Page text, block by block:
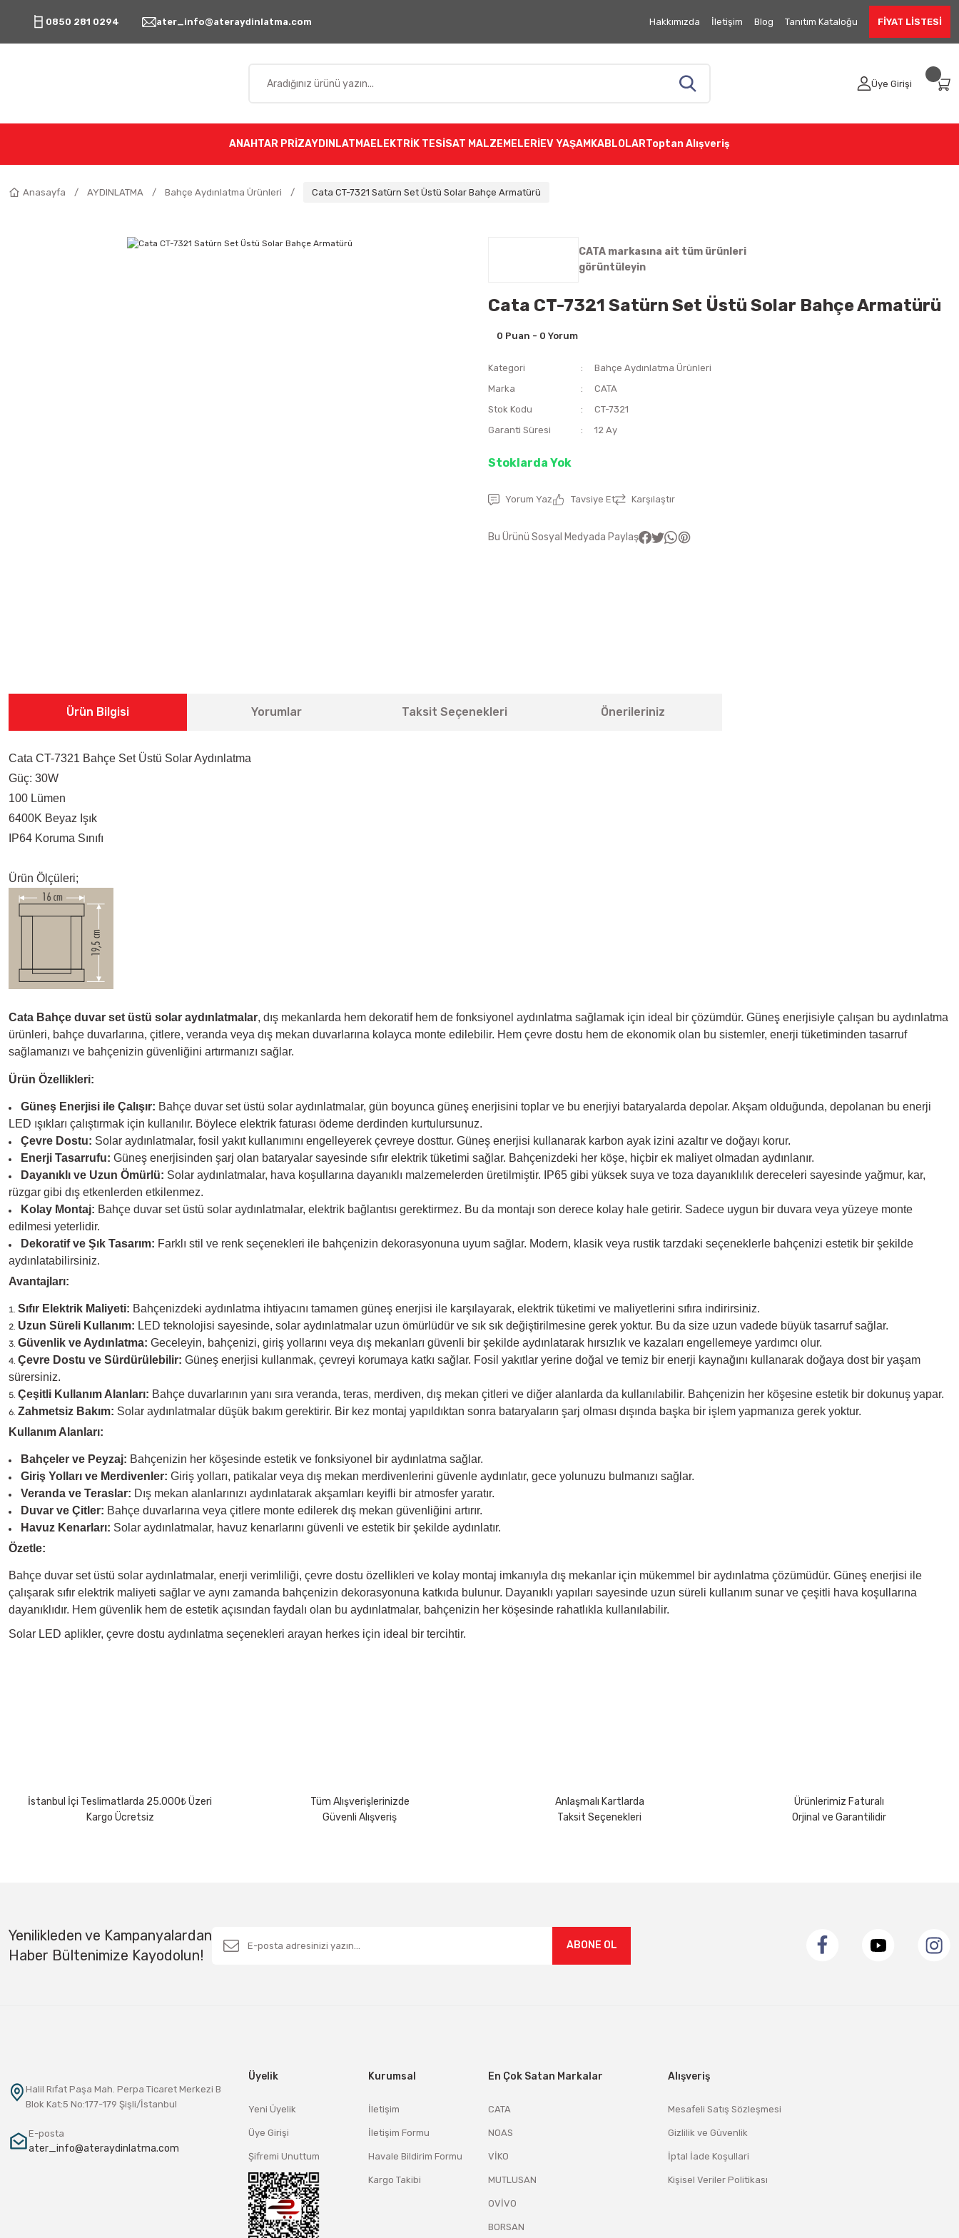
0850 281 0294 ater_info@ateraydinlatma.com Hakkımızda İletişim Blog Tanıtım Kataloğu FİYAT LİSTESİ
Üye Girişi
ANAHTAR PRİZAYDINLATMAELEKTRİK TESİSAT MALZEMELERİEV YAŞAM KABLOLARToptan Alışveriş
Anasayfa AYDINLATMA Bahçe Aydınlatma Ürünleri Cata CT-7321 Satürn Set Üstü Solar Bahçe Armatürü
CATA markasına ait tüm ürünleri
görüntüleyin
Cata CT-7321 Satürn Set Üstü Solar Bahçe Armatürü
0 Puan - 0 Yorum
Kategori
Bahçe Aydınlatma Ürünleri
Marka
CATA
Stok Kodu
CT-7321
Garanti Süresi
12 Ay
Stoklarda Yok
Yorum Yaz Tavsiye Et Karşılaştır
Bu Ürünü Sosyal Medyada Paylaş
Ürün Bilgisi Yorumlar Taksit Seçenekleri Önerileriniz
Cata CT-7321 Bahçe Set Üstü Solar Aydınlatma
Güç: 30W
100 Lümen
6400K Beyaz Işık
IP64 Koruma Sınıfı
Ürün Ölçüleri;
Cata Bahçe duvar set üstü solar aydınlatmalar, dış mekanlarda hem dekoratif hem de fonksiyonel aydınlatma sağlamak için ideal bir çözümdür. Güneş enerjisiyle çalışan bu aydınlatma
ürünleri, bahçe duvarlarına, çitlere, veranda veya dış mekan duvarlarına kolayca monte edilebilir. Hem çevre dostu hem de ekonomik olan bu sistemler, enerji tüketiminden tasarruf
sağlamanızı ve bahçenizin güvenliğini artırmanızı sağlar.
Ürün Özellikleri:
Güneş Enerjisi ile Çalışır: Bahçe duvar set üstü solar aydınlatmalar, gün boyunca güneş enerjisini toplar ve bu enerjiyi bataryalarda depolar. Akşam olduğunda, depolanan bu enerji
LED ışıkları çalıştırmak için kullanılır. Böylece elektrik faturası ödeme derdinden kurtulursunuz.
Çevre Dostu: Solar aydınlatmalar, fosil yakıt kullanımını engelleyerek çevreye dosttur. Güneş enerjisi kullanarak karbon ayak izini azaltır ve doğayı korur.
Enerji Tasarrufu: Güneş enerjisinden şarj olan bataryalar sayesinde sıfır elektrik tüketimi sağlar. Bahçenizdeki her köşe, hiçbir ek maliyet olmadan aydınlanır.
Dayanıklı ve Uzun Ömürlü: Solar aydınlatmalar, hava koşullarına dayanıklı malzemelerden üretilmiştir. IP65 gibi yüksek suya ve toza dayanıklılık dereceleri sayesinde yağmur, kar,
rüzgar gibi dış etkenlerden etkilenmez.
Kolay Montaj: Bahçe duvar set üstü solar aydınlatmalar, elektrik bağlantısı gerektirmez. Bu da montajı son derece kolay hale getirir. Sadece uygun bir duvara veya yüzeye monte
edilmesi yeterlidir.
Dekoratif ve Şık Tasarım: Farklı stil ve renk seçenekleri ile bahçenizin dekorasyonuna uyum sağlar. Modern, klasik veya rustik tarzdaki seçeneklerle bahçenizi estetik bir şekilde
aydınlatabilirsiniz.
Avantajları:
Sıfır Elektrik Maliyeti: Bahçenizdeki aydınlatma ihtiyacını tamamen güneş enerjisi ile karşılayarak, elektrik tüketimi ve maliyetlerini sıfıra indirirsiniz.
Uzun Süreli Kullanım: LED teknolojisi sayesinde, solar aydınlatmalar uzun ömürlüdür ve sık sık değiştirilmesine gerek yoktur. Bu da size uzun vadede büyük tasarruf sağlar.
Güvenlik ve Aydınlatma: Geceleyin, bahçenizi, giriş yollarını veya dış mekanları güvenli bir şekilde aydınlatarak hırsızlık ve kazaları engellemeye yardımcı olur.
Çevre Dostu ve Sürdürülebilir: Güneş enerjisi kullanmak, çevreyi korumaya katkı sağlar. Fosil yakıtlar yerine doğal ve temiz bir enerji kaynağını kullanarak doğaya dost bir yaşam
sürersiniz.
Çeşitli Kullanım Alanları: Bahçe duvarlarının yanı sıra veranda, teras, merdiven, dış mekan çitleri ve diğer alanlarda da kullanılabilir. Bahçenizin her köşesine estetik bir dokunuş yapar.
Zahmetsiz Bakım: Solar aydınlatmalar düşük bakım gerektirir. Bir kez montaj yapıldıktan sonra bataryaların şarj olması dışında başka bir işlem yapmanıza gerek yoktur.
Kullanım Alanları:
Bahçeler ve Peyzaj: Bahçenizin her köşesinde estetik ve fonksiyonel bir aydınlatma sağlar.
Giriş Yolları ve Merdivenler: Giriş yolları, patikalar veya dış mekan merdivenlerini güvenle aydınlatır, gece yolunuzu bulmanızı sağlar.
Veranda ve Teraslar: Dış mekan alanlarınızı aydınlatarak akşamları keyifli bir atmosfer yaratır.
Duvar ve Çitler: Bahçe duvarlarına veya çitlere monte edilerek dış mekan güvenliğini artırır.
Havuz Kenarları: Solar aydınlatmalar, havuz kenarlarını güvenli ve estetik bir şekilde aydınlatır.
Özetle:
Bahçe duvar set üstü solar aydınlatmalar, enerji verimliliği, çevre dostu özellikleri ve kolay montaj imkanıyla dış mekanlar için mükemmel bir aydınlatma çözümüdür. Güneş enerjisi ile
çalışarak sıfır elektrik maliyeti sağlar ve aynı zamanda bahçenizin dekorasyonuna katkıda bulunur. Dayanıklı yapıları sayesinde uzun süreli kullanım sunar ve çeşitli hava koşullarına
dayanıklıdır. Hem güvenlik hem de estetik açısından faydalı olan bu aydınlatmalar, bahçenizin her köşesinde rahatlıkla kullanılabilir.
Solar LED aplikler, çevre dostu aydınlatma seçenekleri arayan herkes için ideal bir tercihtir.
Bu ürüne benzer farklı alternatifler olmalı.
İstanbul İçi Teslimatlarda 25.000₺ Üzeri
Kargo Ücretsiz
Tüm Alışverişlerinizde
Güvenli Alışveriş
Anlaşmalı Kartlarda
Taksit Seçenekleri
Ürünlerimiz Faturalı
Orjinal ve Garantilidir
Yenilikleden ve Kampanyalardan
Haber Bültenimize Kayodolun!
ABONE OL
Halil Rıfat Paşa Mah. Perpa Ticaret Merkezi B
Blok Kat:5 No:177-179 Şişli/İstanbul
E-posta
ater_info@ateraydinlatma.com
Üyelik
Yeni Üyelik
Üye Girişi
Şifremi Unuttum
Kurumsal
İletişim
İletişim Formu
Havale Bildirim Formu
Kargo Takibi
En Çok Satan Markalar
CATA
NOAS
VİKO
MUTLUSAN
OVİVO
BORSAN
Alışveriş
Mesafeli Satış Sözleşmesi
Gizlilik ve Güvenlik
İptal İade Koşullari
Kişisel Veriler Politikası